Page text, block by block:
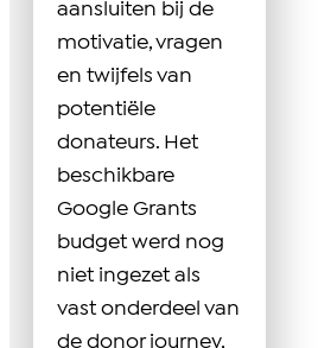
aansluiten bij de
motivatie, vragen
en twijfels van
potentiële
donateurs. Het
beschikbare
Google Grants
budget werd nog
niet ingezet als
vast onderdeel van
de donor journey,